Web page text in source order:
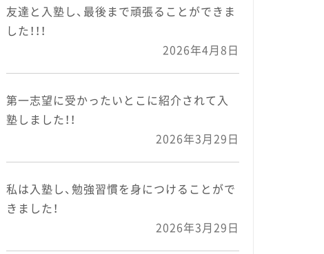
友達と入塾し、最後まで頑張ることができま
した！！！
2026年4月8日
第一志望に受かったいとこに紹介されて入
塾しました！！
2026年3月29日
私は入塾し、勉強習慣を身につけることがで
きました！
2026年3月29日